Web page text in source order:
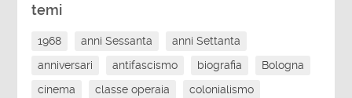
temi
1968 anni Sessanta
anni Settanta
anniversari
antifascismo biografia
Bologna
cinema
classe operaia
colonialismo